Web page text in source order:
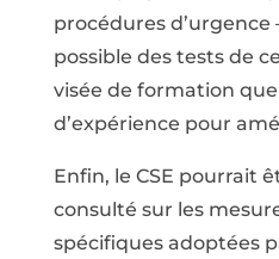
procédures d’urgence
possible des tests de
visée de formation
d’expérience pour
Enfin, le CSE pourrait
consulté sur les
spécifiques adoptées